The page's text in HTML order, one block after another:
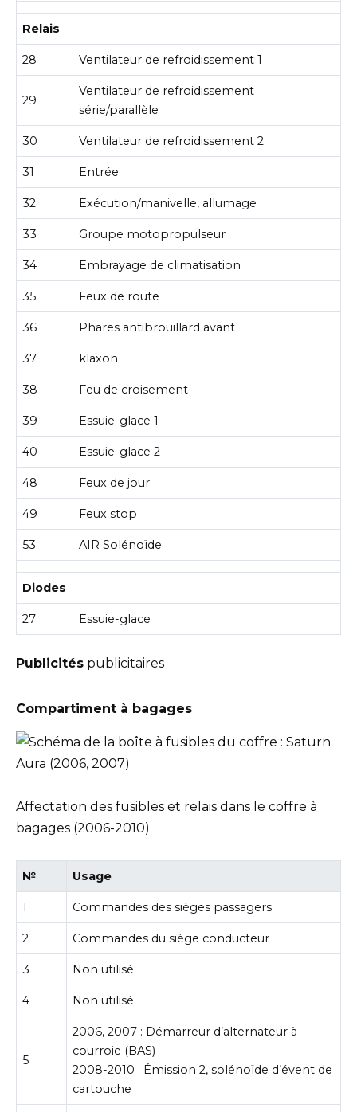
Relais
28 Ventilateur de refroidissement 1
29
Ventilateur de refroidissement
série/parallèle
30 Ventilateur de refroidissement 2
31 Entrée
32 Exécution/manivelle, allumage
33 Groupe motopropulseur
34 Embrayage de climatisation
35 Feux de route
36 Phares antibrouillard avant
37 klaxon
38 Feu de croisement
39 Essuie-glace 1
40 Essuie-glace 2
48 Feux de jour
49 Feux stop
53 AIR Solénoïde
Diodes
27 Essuie-glace
Publicités publicitaires
Compartiment à bagages
Affectation des fusibles et relais dans le coffre à
bagages (2006-2010)
№ Usage
1 Commandes des sièges passagers
2 Commandes du siège conducteur
3 Non utilisé
4 Non utilisé
5
2006, 2007 : Démarreur d’alternateur à
courroie (BAS)
2008-2010 : Émission 2, solénoïde d’évent de
cartouche